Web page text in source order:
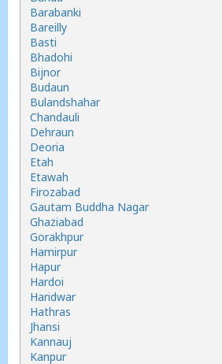
Barabanki
Bareilly
Basti
Bhadohi
Bijnor
Budaun
Bulandshahar
Chandauli
Dehraun
Deoria
Etah
Etawah
Firozabad
Gautam Buddha Nagar
Ghaziabad
Gorakhpur
Hamirpur
Hapur
Hardoi
Haridwar
Hathras
Jhansi
Kannauj
Kanpur